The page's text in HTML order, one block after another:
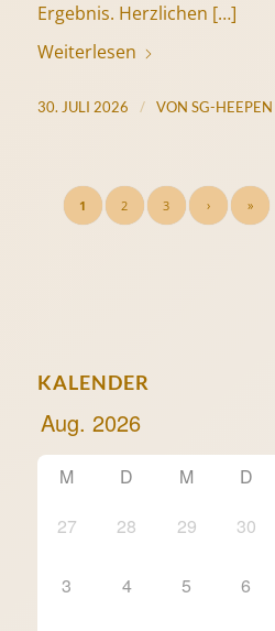
Ergebnis. Herzlichen […]
Weiterlesen
30. JULI 2026 / VON SG-
1 2 3 › »
KALENDER
M D M D
27
28 29 30
3 4 5 6